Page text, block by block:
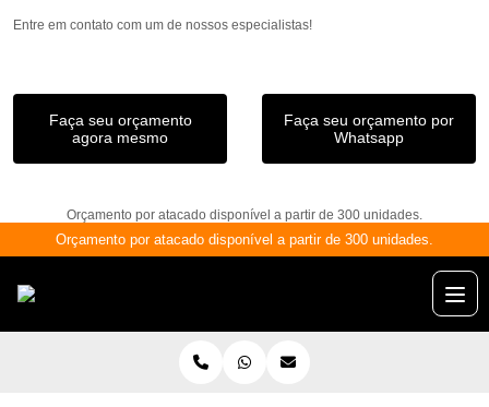
Entre em contato com um de nossos especialistas!
Faça seu orçamento
agora mesmo
Faça seu orçamento por
Whatsapp
Orçamento por atacado disponível a partir de 300 unidades.
Orçamento por atacado disponível a partir de 300 unidades.